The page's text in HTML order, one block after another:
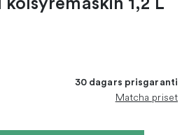
1,2 L
30 dagars prisgaranti
Matcha priset